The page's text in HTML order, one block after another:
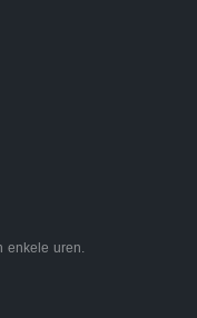
enkele uren.